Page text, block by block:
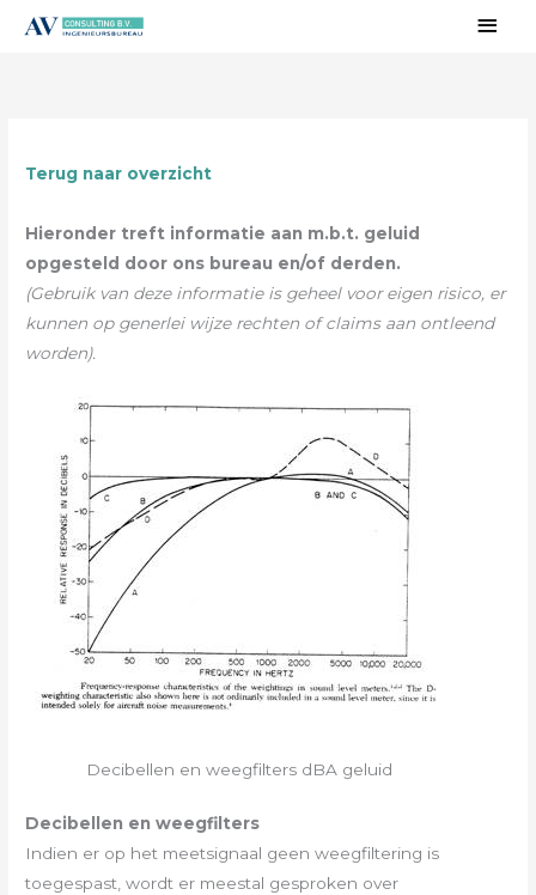
Terug naar overzicht
Hieronder treft informatie aan m.b.t. geluid
opgesteld door ons bureau en/of derden.
(Gebruik van deze informatie is geheel voor eigen risico, er
kunnen op generlei wijze rechten of claims aan ontleend
worden).
Decibellen en weegfilters dBA geluid
Decibellen en weegfilters
Indien er op het meetsignaal geen weegfiltering is
toegespast, wordt er meestal gesproken over